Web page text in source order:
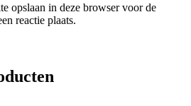
opslaan in deze browser voor de
reactie plaats.